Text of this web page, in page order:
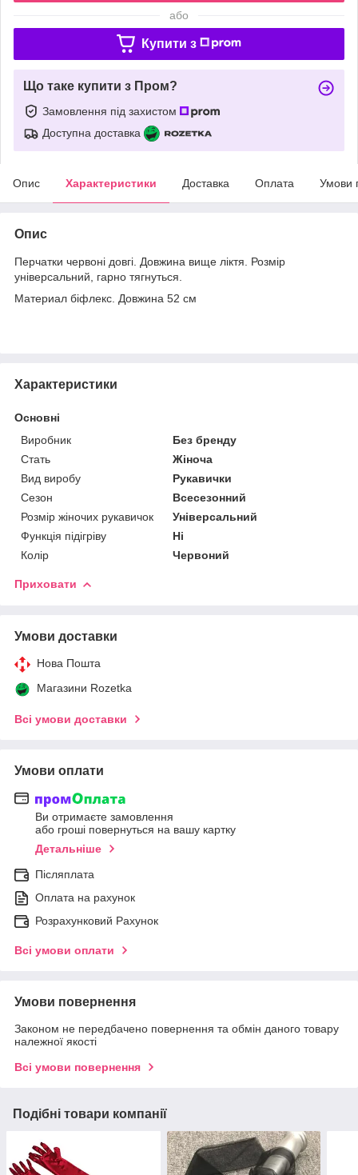
або
Купити з
Що таке купити з Пром?
Замовлення під захистом
Доступна доставка
Опис Характеристики Доставка Оплата Умови
Опис
Перчатки червоні довгі. Довжина вище ліктя. Розмір
універсальний, гарно тягнуться.
Материал біфлекс. Довжина 52 см
Характеристики
Основні
Виробник
Без бренду
Стать
Жіноча
Вид виробу
Рукавички
Сезон
Всесезонний
Розмір жіночих рукавичок
Універсальний
Функція підігріву
Ні
Колір
Червоний
Приховати
Умови доставки
Нова Пошта
Магазини Rozetka
Всі умови доставки
Умови оплати
Ви отримаєте замовлення
або гроші повернуться на вашу картку
Детальніше
Післяплата
Оплата на рахунок
Розрахунковий Рахунок
Всі умови оплати
Умови повернення
Законом не передбачено повернення та обмін даного товару
належної якості
Всі умови повернення
Подібні товари компанії